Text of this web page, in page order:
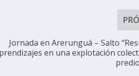
Jornada en Arerunguá – Salto
en una explotación